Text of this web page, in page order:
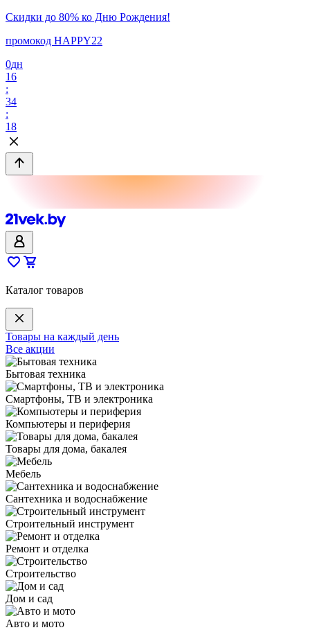
Скидки до 80% ко Дню Рождения!
промокод HAPPY22
0дн
16
:
34
:
18
Каталог товаров
Товары на каждый день
Все акции
Бытовая техника
Смартфоны, ТВ и электроника
Компьютеры и периферия
Товары для дома, бакалея
Мебель
Сантехника и водоснабжение
Строительный инструмент
Ремонт и отделка
Строительство
Дом и сад
Авто и мото